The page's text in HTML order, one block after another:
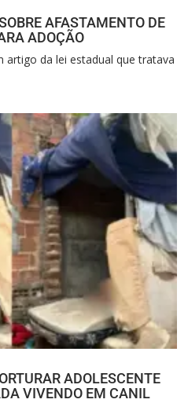
AFASTAMENTO DE
ADOÇÃO
artigo da lei estadual que tratava
ADOLESCENTE
VIVENDO EM CANIL